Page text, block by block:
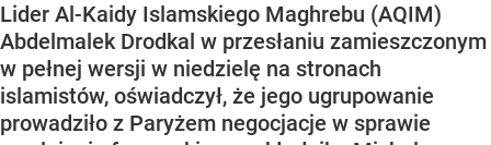
Lider Al-Kaidy Islamskiego Maghrebu (AQIM)
Abdelmalek Drodkal w przesłaniu zamieszczonym
w pełnej wersji w niedzielę na stronach
islamistów, oświadczył, że jego ugrupowanie
prowadziło z Paryżem negocjacje w sprawie